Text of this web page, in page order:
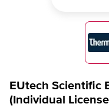
EUtech Scientific
(Individual